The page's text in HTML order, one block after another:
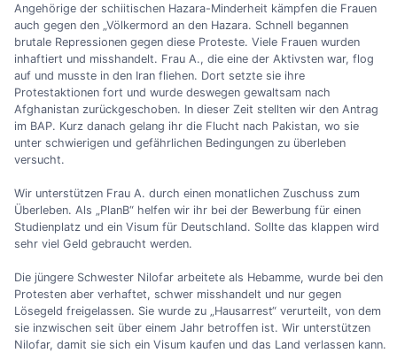
Angehörige der schiitischen Hazara-Minderheit kämpfen die Frauen
auch gegen den „Völkermord an den Hazara. Schnell begannen
brutale Repressionen gegen diese Proteste. Viele Frauen wurden
inhaftiert und misshandelt. Frau A., die eine der Aktivsten war, flog
auf und musste in den Iran fliehen. Dort setzte sie ihre
Protestaktionen fort und wurde deswegen gewaltsam nach
Afghanistan zurückgeschoben. In dieser Zeit stellten wir den Antrag
im BAP. Kurz danach gelang ihr die Flucht nach Pakistan, wo sie
unter schwierigen und gefährlichen Bedingungen zu überleben
versucht.
Wir unterstützen Frau A. durch einen monatlichen Zuschuss zum
Überleben. Als „PlanB“ helfen wir ihr bei der Bewerbung für einen
Studienplatz und ein Visum für Deutschland. Sollte das klappen wird
sehr viel Geld gebraucht werden.
Die jüngere Schwester Nilofar arbeitete als Hebamme, wurde bei den
Protesten aber verhaftet, schwer misshandelt und nur gegen
Lösegeld freigelassen. Sie wurde zu „Hausarrest“ verurteilt, von dem
sie inzwischen seit über einem Jahr betroffen ist. Wir unterstützen
Nilofar, damit sie sich ein Visum kaufen und das Land verlassen kann.